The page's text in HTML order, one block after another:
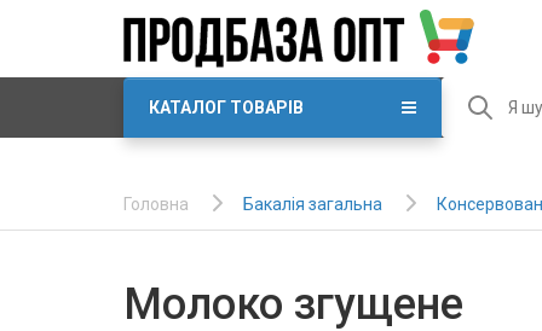
КАТАЛОГ ТОВАРІВ
Головна Бакалія загальна
Молоко згущене